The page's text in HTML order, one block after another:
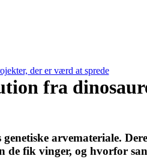
der er værd at sprede
fra
arvemateriale.
fik vinger, og hvorfor